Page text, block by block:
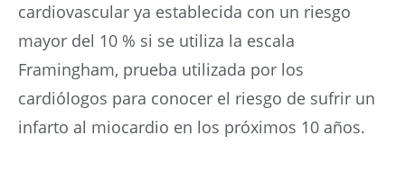
cardiovascular ya establecida con un riesgo
mayor del 10 % si se utiliza la escala
Framingham, prueba utilizada por los
cardiólogos para conocer el riesgo de sufrir un
infarto al miocardio en los próximos 10 años.